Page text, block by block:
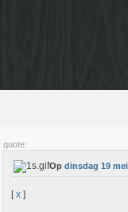
quote:
Op dinsdag 19
[x ]